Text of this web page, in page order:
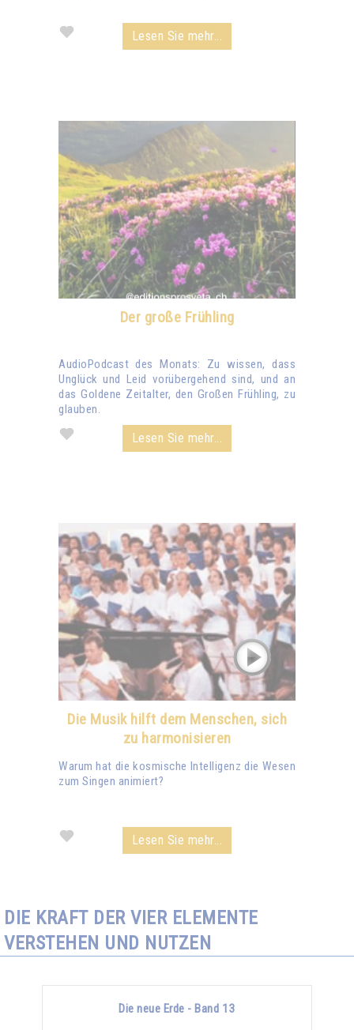
Lesen Sie mehr...
Der große Frühling
AudioPodcast des Monats: Zu wissen, dass
Unglück und Leid vorübergehend sind, und an
das Goldene Zeitalter, den Großen Frühling, zu
glauben.
Lesen Sie mehr...
Die Musik hilft dem Menschen, sich
zu harmonisieren
Warum hat die kosmische Intelligenz die Wesen
zum Singen animiert?
Lesen Sie mehr...
DIE KRAFT DER VIER ELEMENTE
VERSTEHEN UND NUTZEN
Die neue Erde - Band 13